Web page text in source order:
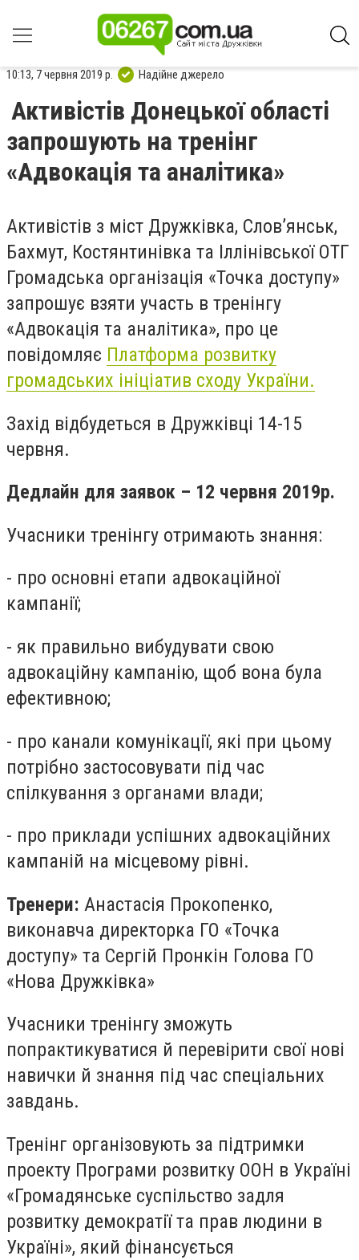
10:13, 7 червня 2019 р. Надійне джерело
Активістів Донецької області
запрошують на тренінг
«Адвокація та аналітика»
Активістів з міст Дружківка, Слов’янськ,
Бахмут, Костянтинівка та Іллінівської ОТГ
Громадська організація «Точка доступу»
запрошує взяти участь в тренінгу
«Адвокація та аналітика», про це
повідомляє Платформа розвитку
громадських ініціатив сходу України.
Захід відбудеться в Дружківці 14-15
червня.
Дедлайн для заявок – 12 червня 2019р.
Учасники тренінгу отримають знання:
- про основні етапи адвокаційної
кампанії;
- як правильно вибудувати свою
адвокаційну кампанію, щоб вона була
ефективною;
- про канали комунікації, які при цьому
потрібно застосовувати під час
спілкування з органами влади;
- про приклади успішних адвокаційних
кампаній на місцевому рівні.
Тренери: Анастасія Прокопенко,
виконавча директорка ГО «Точка
доступу» та Сергій Пронкін Голова ГО
«Нова Дружківка»
Учасники тренінгу зможуть
попрактикуватися й перевірити свої нові
навички й знання під час спеціальних
завдань.
Тренінг організовують за підтримки
проекту Програми розвитку ООН в Україні
«Громадянське суспільство задля
розвитку демократії та прав людини в
Україні», який фінансується